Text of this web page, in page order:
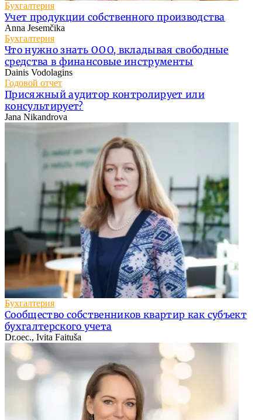
Бухгалтерия
Учет продукции собственного производства
Anna Jesemčika
Бухгалтерия
Что нужно знать ООО, вкладывая свободные
средства в финансовые инструменты
Dainis Vodolagins
Годовой отчет
Присяжный аудитор контролирует или
консультирует?
Jana Nikandrova
Бухгалтерия
Сообщество собственников квартир как субъект
бухгалтерского учета
Dr.oec., Ivita Faituša